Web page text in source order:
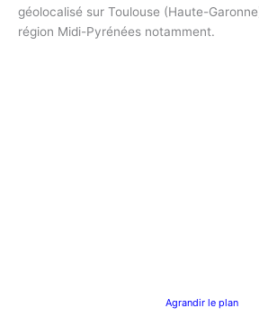
géolocalisé sur Toulouse (Haute-
région Midi-Pyrénées notamment.
Agrandir le plan